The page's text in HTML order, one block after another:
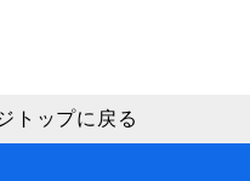
トップに戻る